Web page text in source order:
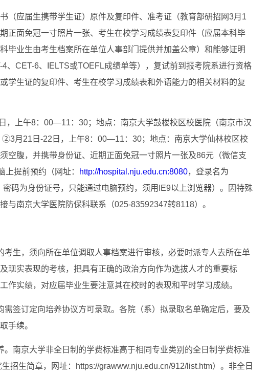
（应届生携带学生证）原件及复印件、准考证（教育部研招网3月1
正面免冠一寸照片一张、考生在校学习成绩表复印件（应届本科毕
毕业生由考生档案所在单位人事部门提供并加盖公章）和能够证明
、CET-6、IELTS或TOEFL成绩单等），复试前到报考院系进行资格
学生证的复印件、考生在校学习成绩表和外语能力的相关材料的复
上午8：00—11：30；地点：南京大学鼓楼校区校医院（南京市汉
②3月21日-22日，上午8：00—11：30；地点：南京大学仙林校区校
空腹，并携带身份证、近期正面免冠一寸照片一张及86元（微信支
提前预约（网址：
http://hospital.nju.edu.cn:8080，登录名为
码为身份证号，只能通过电脑预约，须用IE9以上浏览器）。因特殊
与南京大学医院防保科联系（025-83592347转8118）。
生，须向所在单位调取人事档案进行审核，必要时派专人去所在单
现实表现的考核，把具有正确的政治方向作为选拔人才的重要标
作实绩，对应届毕业生要注意其在校时的表现和平时学习成绩。
签订定向培养协议方可录取。各院（系）拟录取名单确定后，要及
手续。
南京大学非全日制的学费标准高于相同专业类别的全日制学费标准
招生简章，网址：https://grawww.nju.edu.cn/912/list.htm）。非全日